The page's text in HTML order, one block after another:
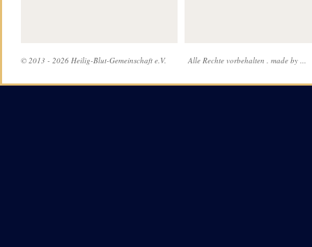
© 2013 - 2026 Heilig-Blut-Gemeinschaft e.V. Alle Rechte vorbehalten . made by ...